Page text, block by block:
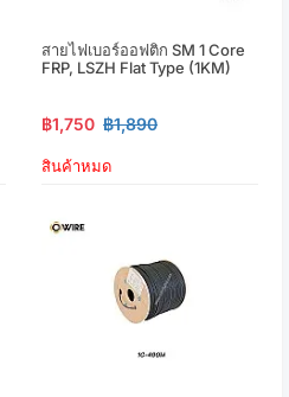
สายไฟเบอร์ออฟติก SM 1 Core
FRP, LSZH Flat Type (1KM)
฿1,750 ฿1,890
สินค้าหมด